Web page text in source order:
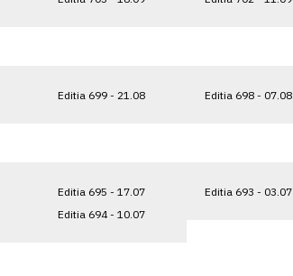
Editia 699 - 21.08 Editia 698 - 07.08
Editia 695 - 17.07
Editia 694 - 10.07
Editia 693 - 03.07